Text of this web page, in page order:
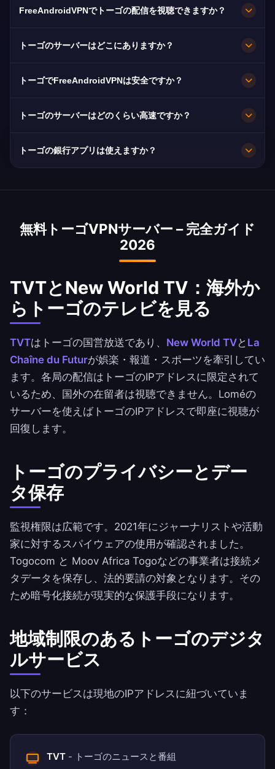
ドも登録も不要、帯域無制限で利用できます。
FreeAndroidVPNでトーゴの配信を視聴できますか？
Futurに最適化されており、通常は途切れなくHD
トーゴのサーバーはどこにありますか？
Loméです。全ノードが10Gbpsで稼働し、障害時
は最寄りの利用可能なサーバーへ自動的に切り替
トーゴでFreeAndroidVPNは安全ですか？
はい。AES-256暗号化と厳格なノーログ方針によ
り、閲覧内容は非公開のままです。
トーゴのサーバーはどのくらい高速ですか？
平均速度は25 Mbpsで、HD配信に十分です。
トーゴの銀行アプリは使えますか？
Atlantique TogoはトーゴのIPアドレスで利用でき
無料トーゴVPNサーバー – 完全ガイド
2026
TVTとNew World TV：海外か
らトーゴのテレビを見る
TVTはトーゴの国営放送であり、 New World TVと La
Chaîne du Futurが娯楽・報道・スポーツを牽引してい
ます。各局の配信はトーゴのIPアドレスに限定されて
いるため、国外の在留者は視聴できません。Loméの
サーバーを使えばトーゴのIPアドレスで即座に視聴が
回復します。
トーゴのプライバシーとデー
タ保存
監視権限は広範です。2021年にジャーナリストや活動
家に対するスパイウェアの使用が確認されました。
Togocom と Moov Africa Togoなどの事業者は接続メ
タデータを保存し、法的要請の対象となります。その
ため暗号化接続が現実的な保護手段になります。
地域制限のあるトーゴのデジタ
ルサービス
以下のサービスは現地のIPアドレスに紐づいていま
す：
TVT - トーゴのニュースと番組